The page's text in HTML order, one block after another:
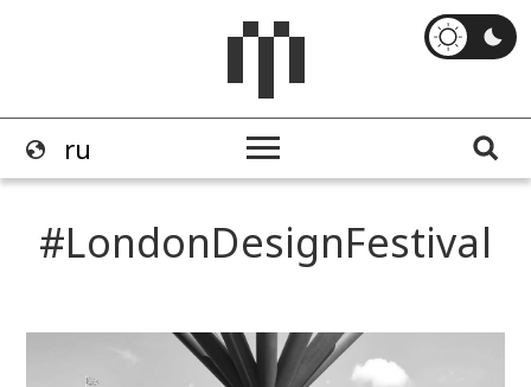
LondonDesignFestival